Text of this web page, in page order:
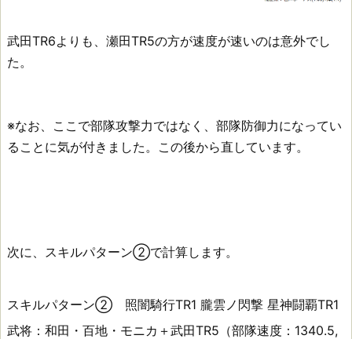
武田TR6よりも、瀬田TR5の方が速度が速いのは意外でし
た。
※なお、ここで部隊攻撃力ではなく、部隊防御力になってい
ることに気が付きました。この後から直しています。
次に、スキルパターン②で計算します。
スキルパターン② 照闇騎行TR1 朧雲ノ閃撃 星神闘覇TR1
武将：和田・百地・モニカ＋武田TR5（部隊速度：1340.5,